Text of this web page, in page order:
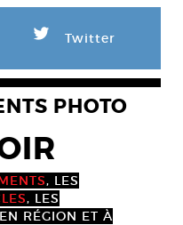
L Twitter
PHOTO
, LES
, LES
RÉGION ET À